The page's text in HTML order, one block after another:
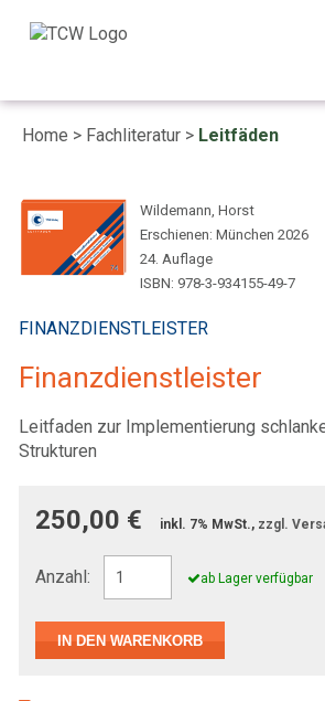
Home > Fachliteratur > Leitfäden
Wildemann, Horst
Erschienen: München 2026
24. Auflage
ISBN: 978-3-934155-49-7
FINANZDIENSTLEISTER
Finanzdienstleister
Leitfaden zur Implementierung
Strukturen
250,00 € inkl. 7% MwSt., zzgl.
Anzahl: ab Lager verfügbar